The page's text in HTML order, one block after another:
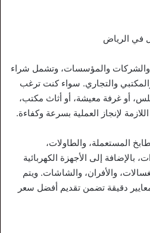
في الرياض
والشركات والمؤسسات، وتشمل شراء
والتجاري. سواء كنت ترغب
أو غرفة معيشة، أو أثاث مكتب،
لإنجاز العملية بسرعة وكفاءة.
المستعملة، والطاولات،
بالإضافة إلى الأجهزة الكهربائية
والأفران، والشاشات. ويتم
دقيقة تضمن تقديم أفضل سعر